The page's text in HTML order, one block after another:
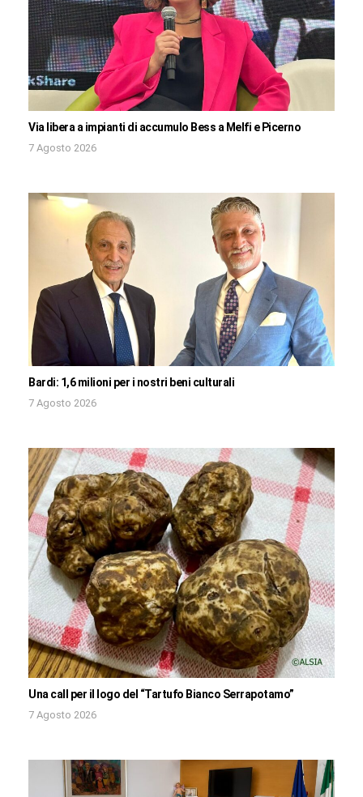
Via libera a impianti di accumulo Bess a Melfi e Picerno
7 Agosto 2026
Bardi: 1,6 milioni per i nostri beni culturali
7 Agosto 2026
Una call per il logo del “Tartufo Bianco Serrapotamo”
7 Agosto 2026